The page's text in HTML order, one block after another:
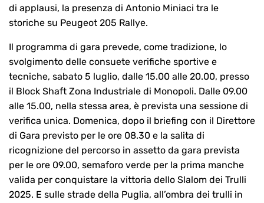
di applausi, la presenza di Antonio Miniaci tra le
storiche su Peugeot 205 Rallye.
Il programma di gara prevede, come tradizione, lo
svolgimento delle consuete verifiche sportive e
tecniche, sabato 5 luglio, dalle 15.00 alle 20.00, presso
il Block Shaft Zona Industriale di Monopoli. Dalle 09.00
alle 15.00, nella stessa area, è prevista una sessione di
verifica unica. Domenica, dopo il briefing con il Direttore
di Gara previsto per le ore 08.30 e la salita di
ricognizione del percorso in assetto da gara prevista
per le ore 09.00, semaforo verde per la prima manche
valida per conquistare la vittoria dello Slalom dei Trulli
2025. E sulle strade della Puglia, all’ombra dei trulli in